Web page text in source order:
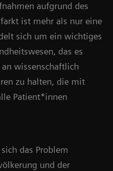
aufgrund des
ist mehr als nur eine
sich um ein wichtiges
das es
wissenschaftlich
zu halten, die mit
Patient*innen
das Problem
und der